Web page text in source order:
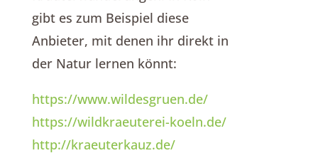
gibt es zum Beispiel diese
Anbieter, mit denen ihr direkt in
der Natur lernen könnt:
https://www.wildesgruen.de/
https://wildkraeuterei-koeln.de/
http://kraeuterkauz.de/